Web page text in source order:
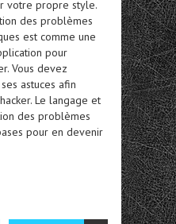
votre propre style.
des problèmes
est comme une
pour
Vous devez
astuces afin
Le langage et
des problèmes
pour en devenir